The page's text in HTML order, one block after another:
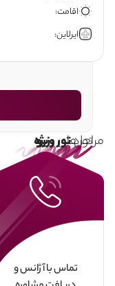
اقامت:
ایرلاین:
تورهایویژه مراحلتور رزرو
تماس با آژانس و